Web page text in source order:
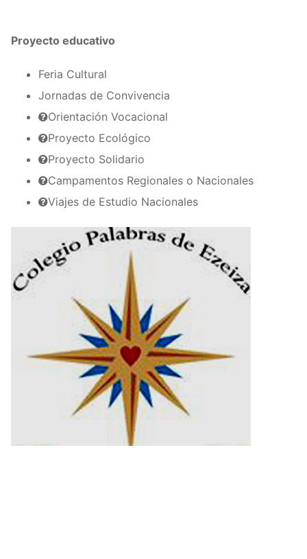
Proyecto educativo
Feria Cultural
Jornadas de Convivencia
Orientación Vocacional
Proyecto Ecológico
Proyecto Solidario
Campamentos Regionales o Nacionales
Viajes de Estudio Nacionales